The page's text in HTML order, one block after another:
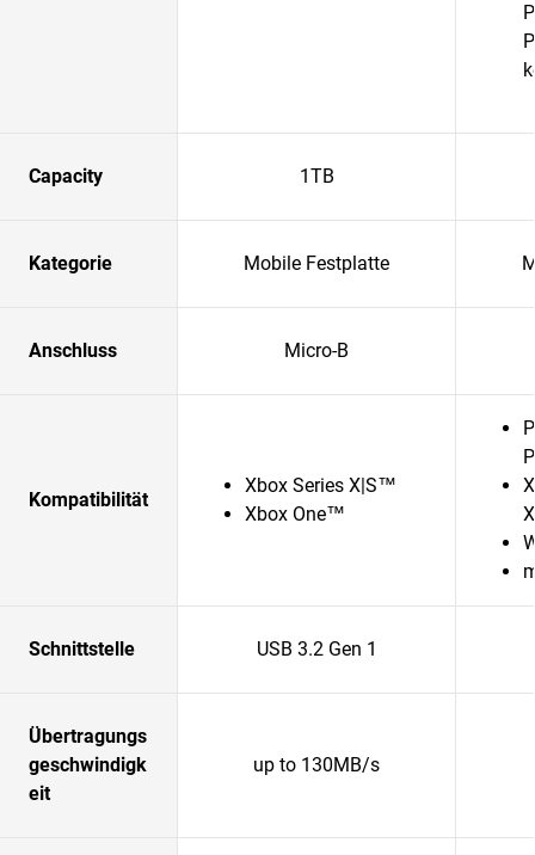
Capacity 1TB
Kategorie Mobile Festplatte
Anschluss Micro-B
Kompatibilität
Xbox Series X|S™
Xbox One™
Schnittstelle USB 3.2 Gen 1
Übertragungs
geschwindigk
eit
up to 130MB/s